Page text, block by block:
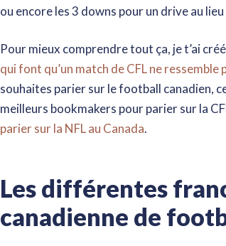
ou encore les 3 downs pour un drive au lieu
Pour mieux comprendre tout ça, je t’ai
qui font qu’un match de CFL ne ressemble
souhaites parier sur le football canadien,
meilleurs bookmakers pour parier sur la
parier sur la NFL au Canada.
Les différentes
canadienne de